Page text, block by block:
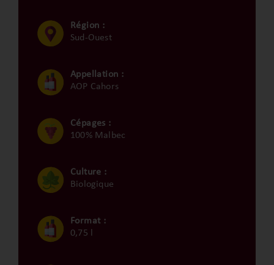
Région :
Sud-Ouest
Appellation :
AOP Cahors
Cépages :
100% Malbec
Culture :
Biologique
Format :
0,75 l